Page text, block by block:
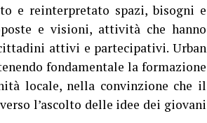
e reinterpretato spazi, bisogni e
e visioni, attività che hanno
attivi e partecipativi. Urban
fondamentale la formazione
locale, nella convinzione che il
l’ascolto delle idee dei giovani